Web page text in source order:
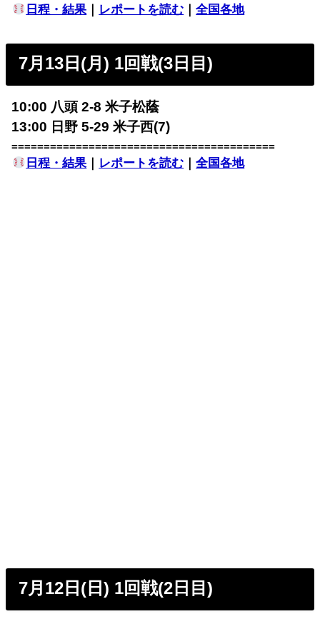
日程・結果｜ レポートを読む ｜全国各地
7月13日(月) 1回戦(3日目)
10:00 八頭 2-8 米子松蔭
13:00 日野 5-29 米子西(7)
=========================================
日程・結果｜ レポートを読む ｜全国各地
7月12日(日) 1回戦(2日目)